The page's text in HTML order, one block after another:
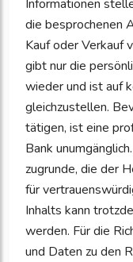
Informationen
die besprochenen
Kauf oder Verkauf
gibt nur die
wieder und ist auf
gleichzustellen.
tätigen, ist eine
Bank
zugrunde, die der
für
Inhalts kann
werden. Für die
und Daten zu den